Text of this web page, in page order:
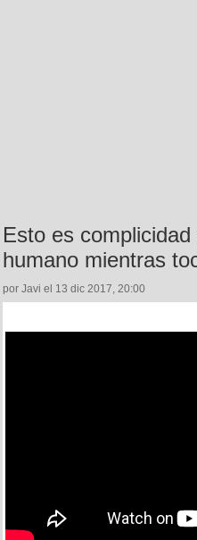
Esto es
humano mientras
por Javi el 13 dic 2017, 20:00